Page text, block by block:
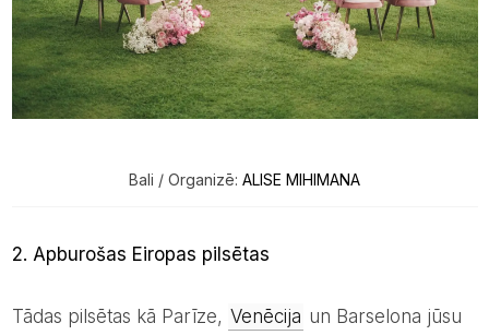
Bali / Organizē: ALISE MIHIMANA
2. Apburošas Eiropas pilsētas
Tādas pilsētas kā Parīze, Venēcija un Barselona jūsu